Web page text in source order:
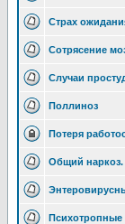
Страх
Сотрясение
Случаи
Поллиноз
Потеря
Общий наркоз.
Психотропные